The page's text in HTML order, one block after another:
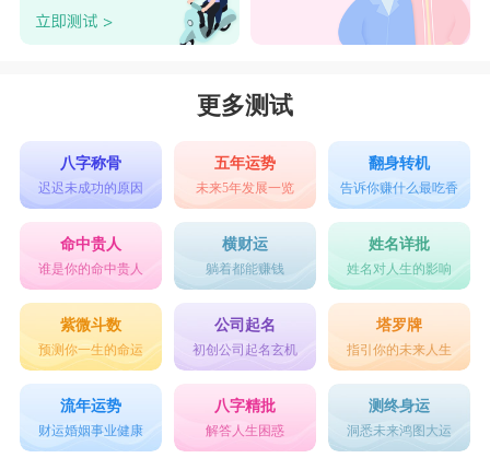
更多测试
八字称骨
迟迟未成功的原因
五年运势
未来5年发展一览
翻身转机
告诉你赚什么最吃香
命中贵人
谁是你的命中贵人
横财运
躺着都能赚钱
姓名详批
姓名对人生的影响
紫微斗数
预测你一生的命运
公司起名
初创公司起名玄机
塔罗牌
指引你的未来人生
流年运势
财运婚姻事业健康
八字精批
解答人生困惑
测终身运
洞悉未来鸿图大运